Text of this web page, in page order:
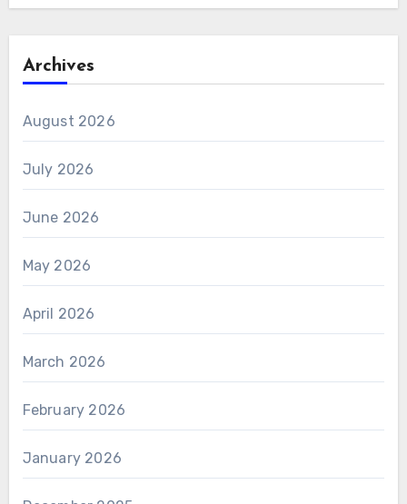
Archives
August 2026
July 2026
June 2026
May 2026
April 2026
March 2026
February 2026
January 2026